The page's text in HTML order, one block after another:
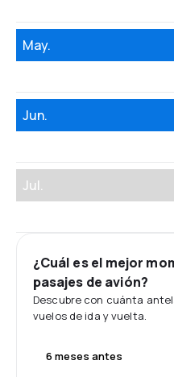
May.
Jun.
Jul.
¿Cuál es el mejor
pasajes de avión?
Descubre con cuánta
vuelos de ida y vuelta.
6 meses antes